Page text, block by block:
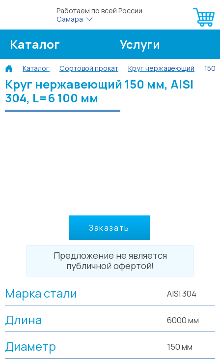
Работаем по всей России
Самара
Каталог
Услуги
О компании
Об оплате
Блог
Каталог Сортовой прокат Круг нержавеющий 150
Круг нержавеющий 150 мм, AISI
304, L=6 100 мм
Заказать
Предложение не является
публичной офертой!
Марка стали AISI 304
Длина 6000 мм
Диаметр 150 мм